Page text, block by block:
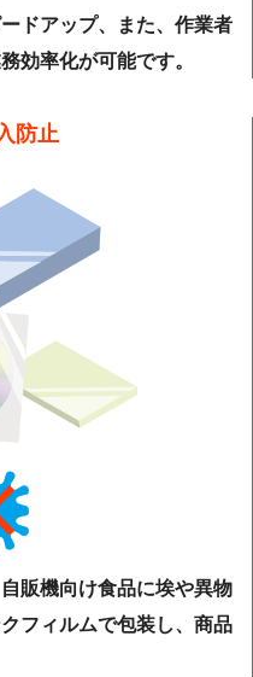
ドアップ、また、作業者
効率化が可能です。
防止
販機向け食品に埃や異物
フィルムで包装し、商品